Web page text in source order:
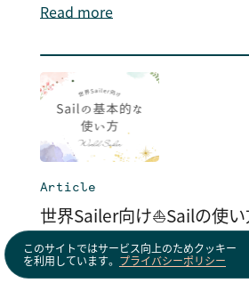
Read more
Article
世界Sailer向け⛵️Sailの使
{:ja}会話コミュニティ・サービス「Sail」
は、世界せかいSailerのみなさんに向け
い方について、ご紹介します
このサイトではサービス向上のためクッキー
を利用しています。 プライバシーポリシー